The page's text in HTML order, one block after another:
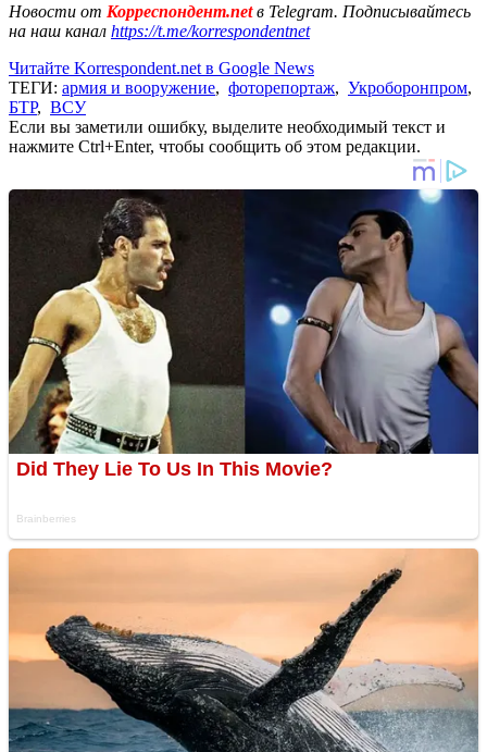
Новости от Корреспондент.netв Telegram. Подписывайтесь
на наш канал https://t.me/korrespondentnet
Читайте Korrespondent.net в Google News
ТЕГИ: армия и вооружение, фоторепортаж, Укроборонпром,
БТР, ВСУ
Если вы заметили ошибку, выделите необходимый текст и
нажмите Ctrl+Enter, чтобы сообщить об этом редакции.